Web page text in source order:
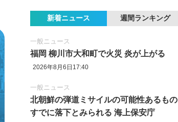
新着ニュース 週間ランキング
一般ニュース
福岡 柳川市大和町で火災 炎が上がる
2026年8月6日17:40
一般ニュース
北朝鮮の弾道ミサイルの可能性あるもの
すでに落下とみられる 海上保安庁